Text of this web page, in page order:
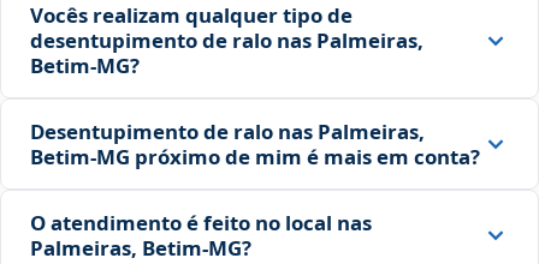
Vocês realizam qualquer tipo de
desentupimento de ralo nas Palmeiras,
Betim‑MG?
Desentupimento de ralo nas Palmeiras,
Betim‑MG próximo de mim é mais em conta?
O atendimento é feito no local nas
Palmeiras, Betim‑MG?